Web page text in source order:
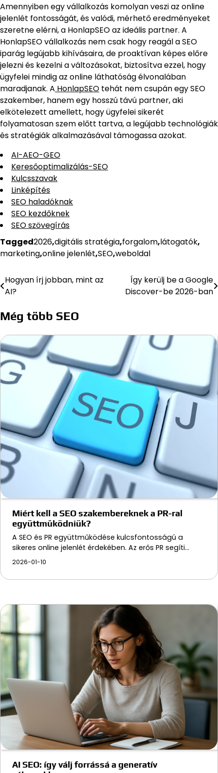
Amennyiben egy vállalkozás komolyan veszi az online
jelenlét fontosságát, és valódi, mérhető eredményeket
szeretne elérni, a HonlapSEO az ideális partner. A
HonlapSEO vállalkozás nem csak hogy reagál a SEO
iparág legújabb kihívásaira, de proaktívan képes előre
jelezni és kezelni a változásokat, biztosítva ezzel, hogy
ügyfelei mindig az online láthatóság élvonalában
maradjanak. A HonlapSEO tehát nem csupán egy SEO
szakember, hanem egy hosszú távú partner, aki
elkötelezett amellett, hogy ügyfelei sikerét
folyamatosan szem előtt tartva, a legújabb technológiák
és stratégiák alkalmazásával támogassa azokat.
AI-AEO-GEO
Keresőoptimalizálás-SEO
Kulcsszavak
Linképítés
SEO haladóknak
SEO kezdőknek
SEO szövegírás
Tagged2026,digitális stratégia,forgalom,látogatók,
marketing,online jelenlét,SEO,weboldal
Bejegyzés
Hogyan írj jobban, mint az
AI?
Így kerülj be a Google
Discover-be 2026-ban
Még több SEO
Miért kell a SEO szakembereknek a PR-ral
együttműködniük?
A SEO és PR együttműködése kulcsfontosságú a
sikeres online jelenlét érdekében. Az erős PR segíti…
2026-01-10
AI SEO: így válj forrássá a generatív